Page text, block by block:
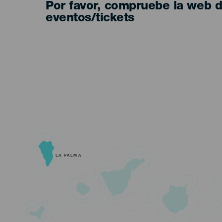
Por favor, compruebe la web
eventos/tickets
LA PALMA